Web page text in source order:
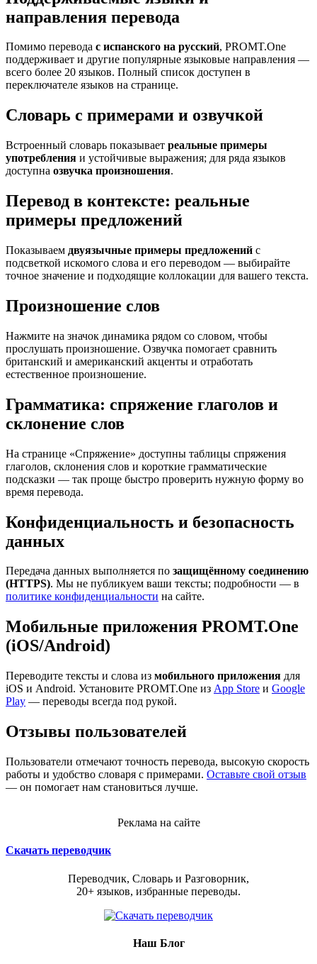
направления перевода
Помимо перевода с испанского на русский, PROMT.One
поддерживает и другие популярные языковые направления —
всего более 20 языков. Полный список доступен в
переключателе языков на странице.
Словарь с примерами и озвучкой
Встроенный словарь показывает реальные примеры
употребления и устойчивые выражения; для ряда языков
доступна озвучка произношения.
Перевод в контексте: реальные
примеры предложений
Показываем двуязычные примеры предложений с
подсветкой искомого слова и его переводом — выбирайте
точное значение и подходящие коллокации для вашего текста.
Произношение слов
Нажмите на значок динамика рядом со словом, чтобы
прослушать произношение. Озвучка помогает сравнить
британский и американский акценты и отработать
естественное произношение.
Грамматика: спряжение глаголов и
склонение слов
На странице «Спряжение» доступны таблицы спряжения
глаголов, склонения слов и короткие грамматические
подсказки — так проще быстро проверить нужную форму во
время перевода.
Конфиденциальность и безопасность
данных
Передача данных выполняется по защищённому соединению
(HTTPS). Мы не публикуем ваши тексты; подробности — в
политике конфиденциальности на сайте.
Мобильные приложения PROMT.One
(iOS/Android)
Переводите тексты и слова из мобильного приложения для
iOS и Android. Установите PROMT.One из App Store и Google
Play — переводы всегда под рукой.
Отзывы пользователей
Пользователи отмечают точность перевода, высокую скорость
работы и удобство словаря с примерами. Оставьте свой отзыв
— он помогает нам становиться лучше.
Реклама на сайте
Скачать переводчик
Переводчик, Словарь и Разговорник,
20+ языков, избранные переводы.
Наш Блог